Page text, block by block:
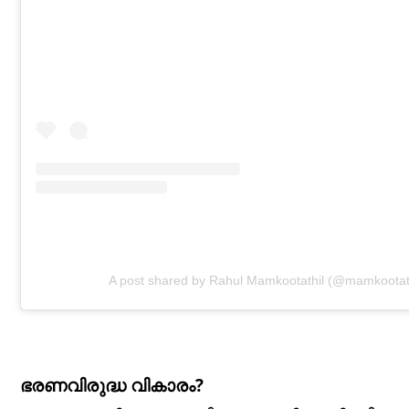
A post shared by Rahul Mamkootathil
ഭരണവിരുദ്ധ വികാരം?